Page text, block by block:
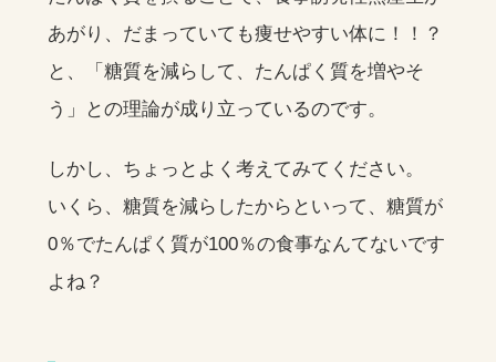
あがり、だまっていても痩せやすい体に！！？
と、「糖質を減らして、たんぱく質を増やそ
う」との理論が成り立っているのです。
しかし、ちょっとよく考えてみてください。
いくら、糖質を減らしたからといって、糖質が
0％でたんぱく質が100％の食事なんてないです
よね？